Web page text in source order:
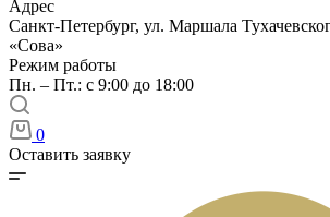
Адрес
Санкт-Петербург, ул. Маршала
«Сова»
Режим работы
Пн. – Пт.: с 9:00 до 18:00
0
Оставить заявку